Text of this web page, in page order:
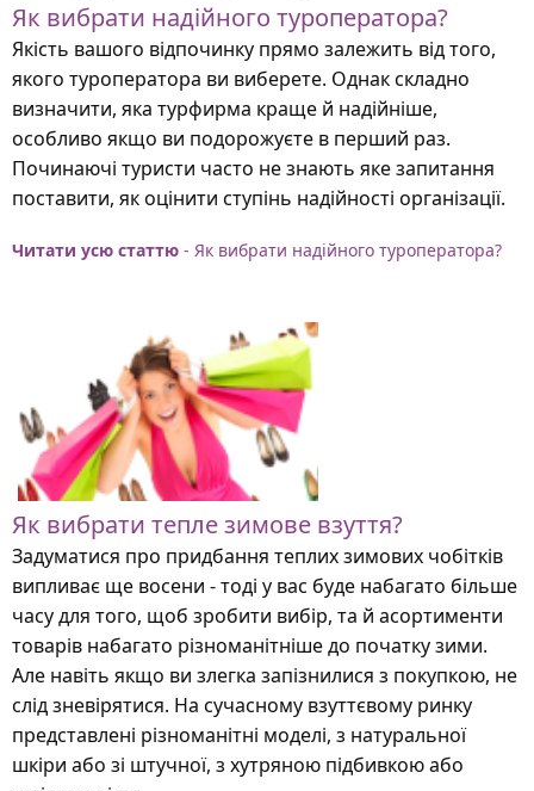
Як вибрати надійного туроператора?
Якість вашого відпочинку прямо залежить від того,
якого туроператора ви виберете. Однак складно
визначити, яка турфирма краще й надійніше,
особливо якщо ви подорожуєте в перший раз.
Починаючі туристи часто не знають яке запитання
поставити, як оцінити ступінь надійності організації.
Читати усю статтю - Як вибрати надійного туроператора?
Як вибрати тепле зимове взуття?
Задуматися про придбання теплих зимових чобітків
випливає ще восени - тоді у вас буде набагато більше
часу для того, щоб зробити вибір, та й асортименти
товарів набагато різноманітніше до початку зими.
Але навіть якщо ви злегка запізнилися з покупкою, не
слід зневірятися. На сучасному взуттєвому ринку
представлені різноманітні моделі, з натуральної
шкіри або зі штучної, з хутряною підбивкою або